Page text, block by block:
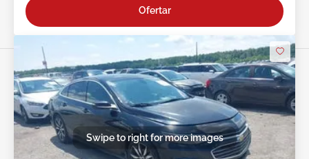
Ofertar
Swipe to right for more images